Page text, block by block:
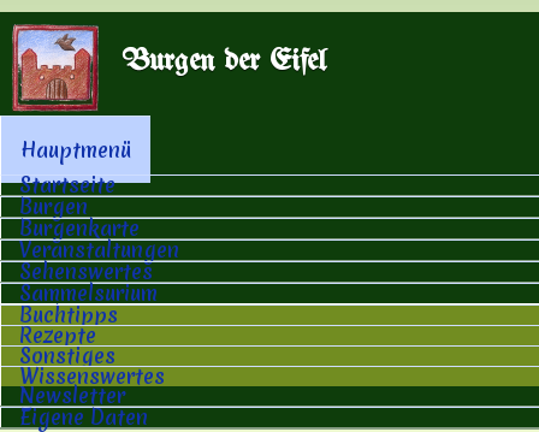
Burgen der Eifel
Hauptmenü
Hauptmenü
Startseite
Burgen
Burgenkarte
Veranstaltungen
Sehenswertes
Sammelsurium
Buchtipps
Rezepte
Sonstiges
Wissenswertes
Newsletter
Eigene Daten